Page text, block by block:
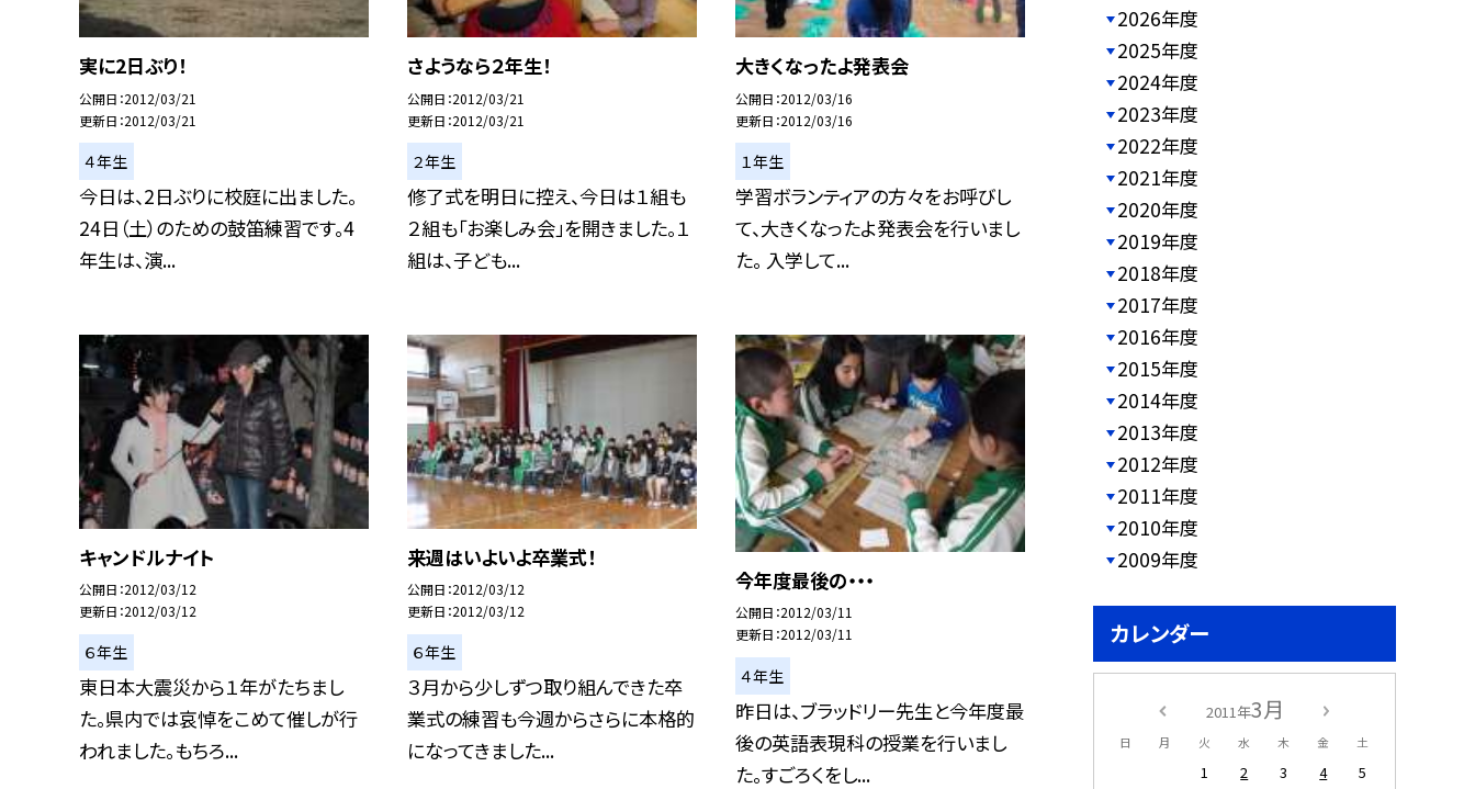
実に2日ぶり！
公開日 2012/03/21
更新日 2012/03/21
４年生
今日は、2日ぶりに校庭に出ました。
24日（土）のための鼓笛練習です。4
年生は、演...
さようなら２年生！
公開日 2012/03/21
更新日 2012/03/21
２年生
修了式を明日に控え、今日は１組も
２組も「お楽しみ会」を開きました。１
組は、子ども...
大きくなったよ発表会
公開日 2012/03/16
更新日 2012/03/16
１年生
学習ボランティアの方々をお呼びし
て、大きくなったよ発表会を行いまし
た。 入学して...
キャンドルナイト
公開日 2012/03/12
更新日 2012/03/12
６年生
東日本大震災から１年がたちまし
た。県内では哀悼をこめて催しが行
われました。もちろ...
来週はいよいよ卒業式！
公開日 2012/03/12
更新日 2012/03/12
６年生
３月から少しずつ取り組んできた卒
業式の練習も今週からさらに本格的
になってきました...
今年度最後の・・・
公開日 2012/03/11
更新日 2012/03/11
４年生
昨日は、ブラッドリー先生と今年度最
後の英語表現科の授業を行いまし
た。すごろくをし...
2026年度
2025年度
2024年度
2023年度
2022年度
2021年度
2020年度
2019年度
2018年度
2017年度
2016年度
2015年度
2014年度
2013年度
2012年度
2011年度
2010年度
2009年度
カレンダー
2011年3月
日 月 火 水 木 金 土
1 2 3 4
5